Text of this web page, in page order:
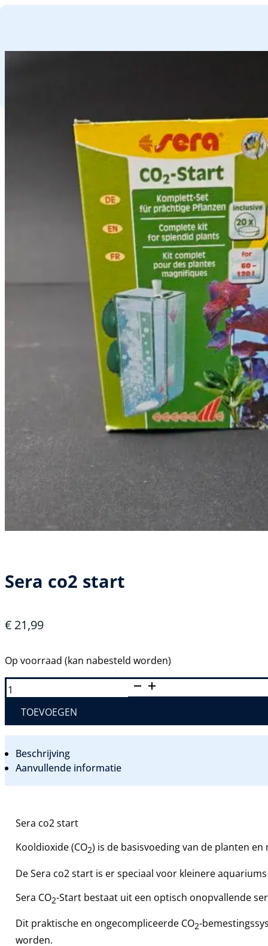
Sera co2 start
€ 21,99
Op voorraad (kan nabesteld worden)
SERA
CO2
AANTAL
TOEVOEGEN
Beschrijving
Aanvullende informatie
Sera co2 start
Kooldioxide (CO2) is de basisvoeding van de planten
De Sera co2 start is er speciaal voor kleinere
Sera CO2-Start bestaat uit een optisch onopvallende
Dit praktische en ongecompliceerde CO2-
worden.